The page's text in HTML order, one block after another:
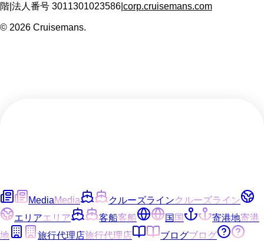
階 法人番号 3011301023586 corp.cruisemans.com
© 2026 Cruisemans.
MediaMedia クルーズラインクルーズライン
エリアエリア 客船客船 国国 寄港地寄港
地
旅行代理店旅行代理店 ブログブログ